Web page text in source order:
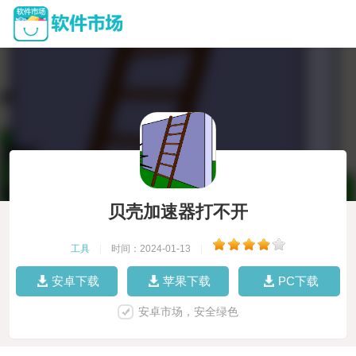
贝壳加速器打不开
工具 时间：2024-01-13
安卓下载 苹果下载 PC下载
安卓市场，安全绿色